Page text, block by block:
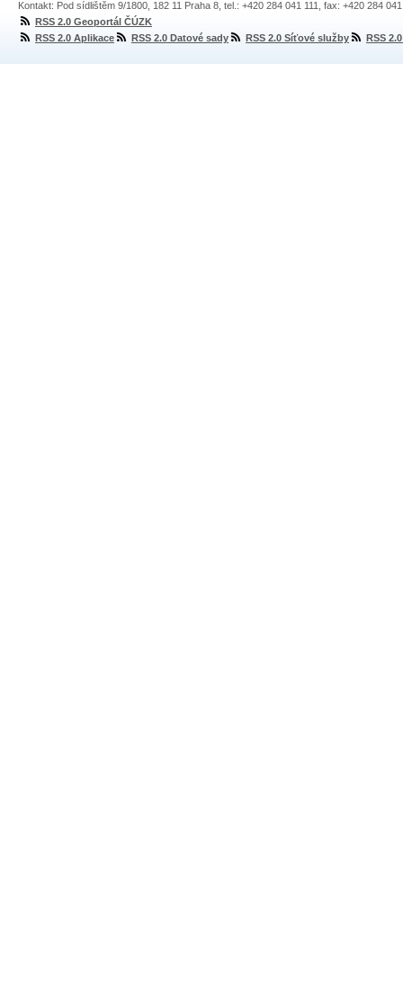
Kontakt: Pod sídlištěm 9/1800, 182 11 Praha 8, tel.: +420 284 041 111, fax: +420 284
RSS 2.0 Geoportál ČÚZK
RSS 2.0 Aplikace
RSS 2.0 Datové sady RSS 2.0 Síťové služby RSS